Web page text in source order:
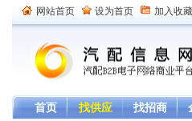
网站首页 设为首页 加入收藏
首页 找供应 找招商